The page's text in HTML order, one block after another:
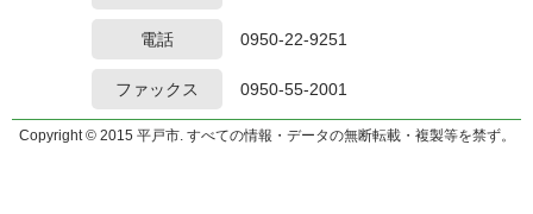
電話 0950-22-9251
ファックス 0950-55-2001
Copyright © 2015 平戸市. すべての情報・データの無断転載・複製等を禁ず。